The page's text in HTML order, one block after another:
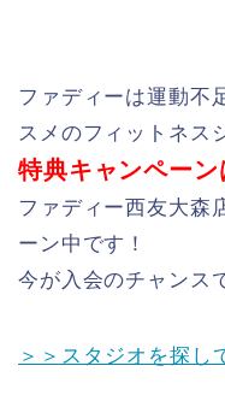
ファディーは運動不
スメのフィットネス
特典キャンペー
ファディー西友大森
ーン中です！
今が入会のチャンス
＞＞スタジオを探し